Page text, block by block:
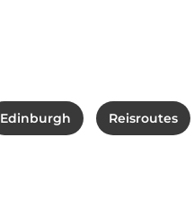
Edinburgh Reisroutes